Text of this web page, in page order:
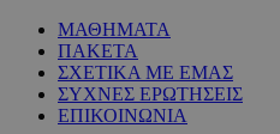
ΜΑΘΗΜΑΤΑ
ΠΑΚΕΤΑ
ΣΧΕΤΙΚΑ ΜΕ ΕΜΑΣ
ΣΥΧΝΕΣ ΕΡΩΤΗΣΕΙΣ
ΕΠΙΚΟΙΝΩΝΙΑ